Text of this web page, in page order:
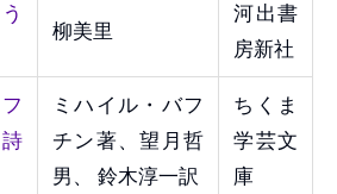
柳美里
河出書
房新社
ミハイル・バフ
チン著、望月哲
男、 鈴木淳一訳
ちくま
学芸文
庫